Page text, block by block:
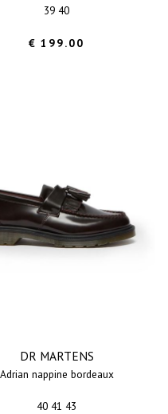
39 40
€ 199.00
DR MARTENS
adrian nappine bordeaux
40 41 43